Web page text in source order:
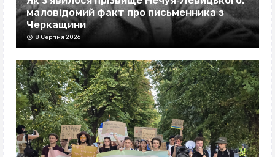
маловідомий факт про письменника з
Черкащини
8 Серпня 2026